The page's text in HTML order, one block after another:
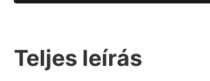
Teljes leírás